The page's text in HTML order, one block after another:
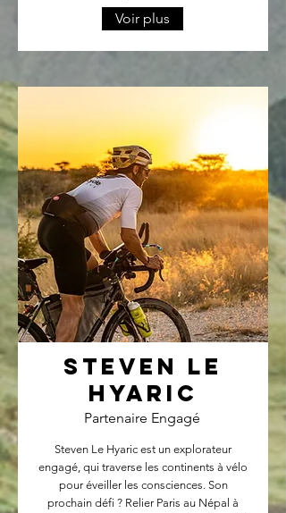
Voir plus
Steven Le
Hyaric
Partenaire Engagé
Steven Le Hyaric est un explorateur
engagé, qui traverse les continents à vélo
pour éveiller les consciences. Son
prochain défi ? Relier Paris au Népal à